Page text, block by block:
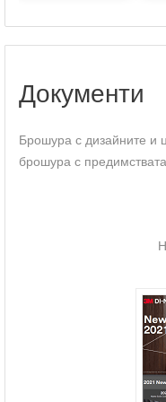
Документи
Брошура с дизайните и
брошура с